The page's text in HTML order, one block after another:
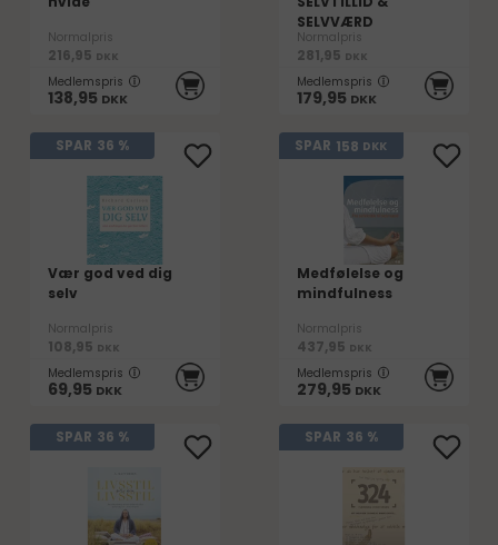
Normalpris
216,95 DKK
Medlemspris
138,95 DKK
SELVVÆRD
Normalpris
281,95 DKK
Medlemspris
179,95 DKK
SPAR 36 %
Vær god ved dig
selv
Normalpris
108,95 DKK
Medlemspris
69,95 DKK
SPAR 158 DKK
Medfølelse og
mindfulness
Normalpris
437,95 DKK
Medlemspris
279,95 DKK
SPAR 36 % SPAR 36 %